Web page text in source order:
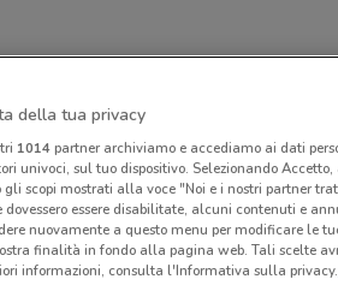
della tua privacy
1014partner archiviamo e accediamo ai dati
univoci, sul tuo dispositivo. Selezionando
gli scopi mostrati alla voce "Noi e i nostri partner
dovessero essere disabilitate, alcuni contenuti e
nuovamente a questo menu per modificare le
finalità in fondo alla pagina web. Tali scelte
informazioni, consulta l'Informativa sulla privacy.